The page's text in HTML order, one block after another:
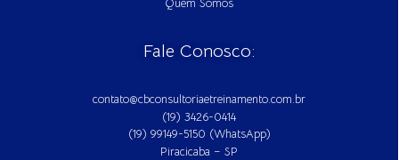
Quem Somos
Fale Conosco:
contato@cbconsultoriaetreinamento.com.br
(19) 3426-0414
(19) 99149-5150 (WhatsApp)
Piracicaba – SP